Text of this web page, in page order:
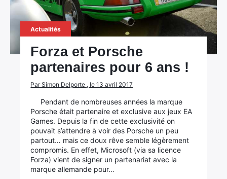
Actualités
Forza et Porsche
partenaires pour 6 ans !
Par Simon Delporte , le 13 avril 2017
Pendant de nombreuses années la marque
Porsche était partenaire et exclusive aux jeux EA
Games. Depuis la fin de cette exclusivité on
pouvait s’attendre à voir des Porsche un peu
partout… mais ce doux rêve semble légèrement
compromis. En effet, Microsoft (via sa licence
Forza) vient de signer un partenariat avec la
marque allemande pour…